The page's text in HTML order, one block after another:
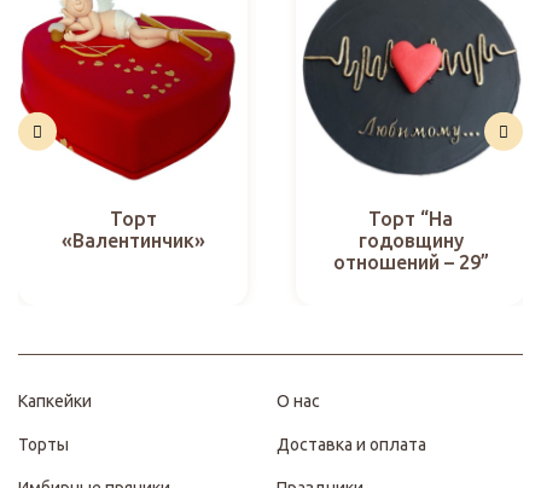
Торт
«Валентинчик»
Торт “На
годовщину
отношений – 29”
Капкейки
Торты
О нас
Доставка и оплата